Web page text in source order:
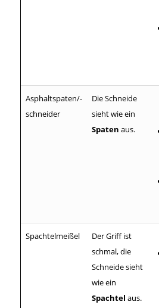
Asphaltspaten/-
schneider
Die Schneide
sieht wie ein
Spaten aus.
Spachtelmeißel
Der Griff ist
schmal, die
Schneide sieht
wie ein
Spachtel aus.